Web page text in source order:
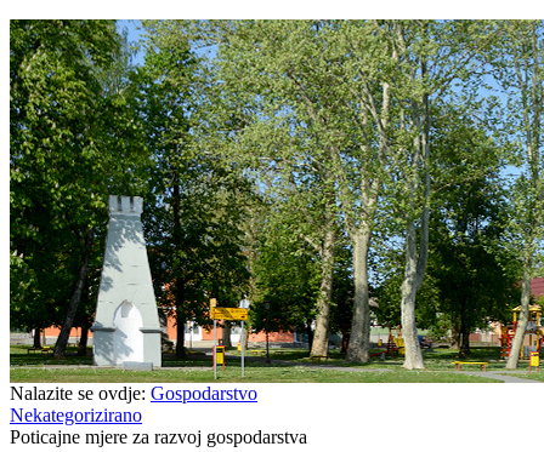
Nalazite se ovdje: Gospodarstvo
Nekategorizirano
Poticajne mjere za razvoj gospodarstva